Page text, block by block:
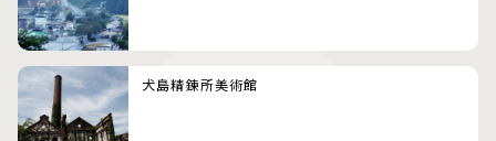
犬島精錬所美術館